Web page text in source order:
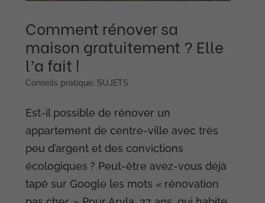
Comment rénover sa
maison gratuitement ? Elle
l’a fait !
Conseils pratique, SUJETS
Est-il possible de rénover un
appartement de centre-ville avec très
peu d’argent et des convictions
écologiques ? Peut-être avez-vous déjà
tapé sur Google les mots « rénovation